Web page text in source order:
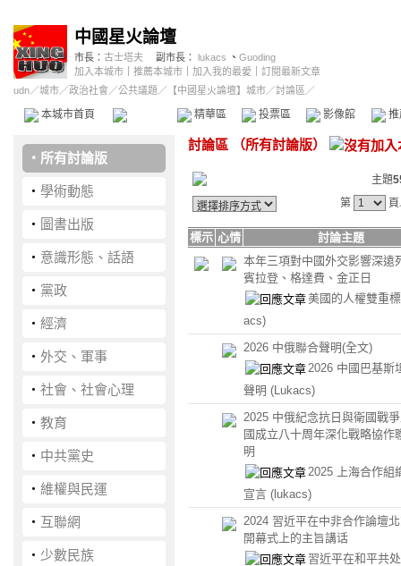
中國星火論壇
市長： 古士塔夫 副市長： lukacs 、 Guoding
加入本城市
推薦本城市 加入我的最愛
訂閱最新文章
udn／城市／政治社會 ／公共議題 ／ 【中國星火論壇】城市／討論區／
本城市首頁 精華區 投票區 影像館
‧ 所有討論版
‧ 學術動態
‧ 圖書出版
‧ 意識形態、話語
‧ 黨政
‧ 經濟
‧ 外交、軍事
‧ 社會、社會心理
‧ 教育
‧ 中共黨史
‧ 維權與民運
‧ 互聯網
‧ 少數民族
討論區 （所有討論版）
主題
第
標示 心情
討論主題
本年三項對中國外交影響深遠
賓拉登、格達費、金正日
美國的人權雙重
acs)
2026 中俄聯合聲明(全文)
2026 中國巴基斯
聲明 (Lukacs)
2025 中俄紀念抗日與衛國戰
國成立八十周年深化戰略協作
明
2025 上海合作組
宣言 (lukacs)
2024 習近平在中非合作論壇
開幕式上的主旨講话
習近平在和平共